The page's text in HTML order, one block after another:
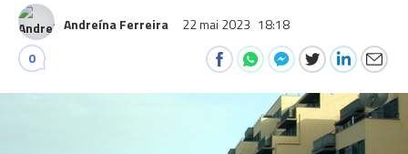
Andreína Ferreira 22 mai 2023 18:18
0